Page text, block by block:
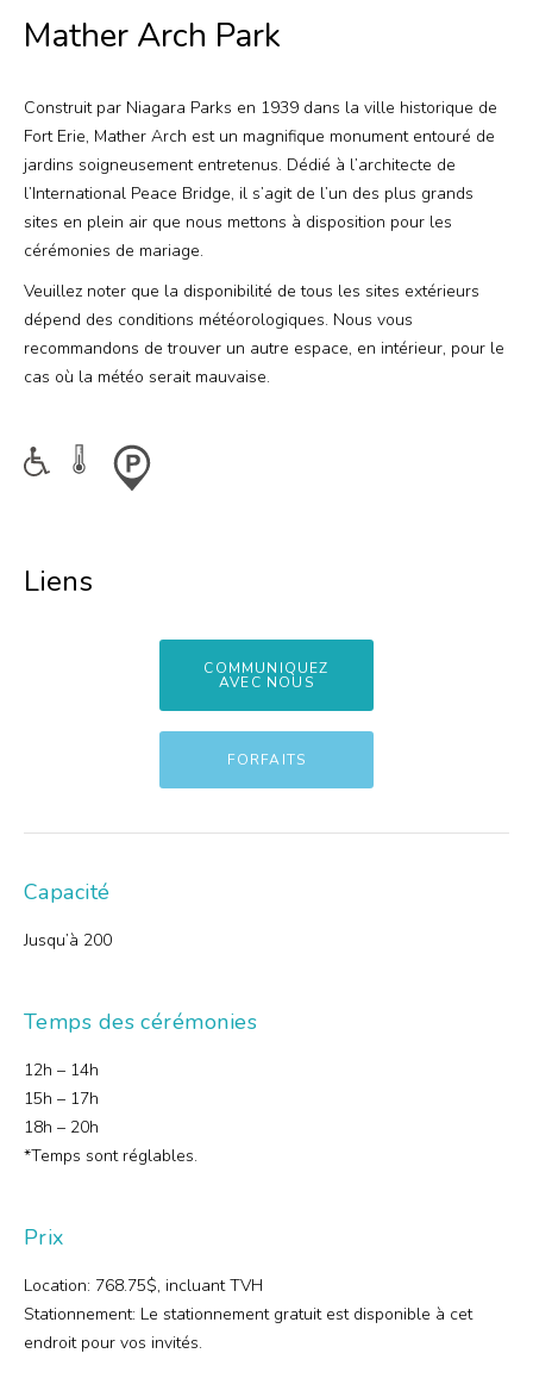
Plus
Corporatif
Mariages
Salle des médias
Mather Arch Park
Construit par Niagara Parks en 1939 dans la ville historique de
Fort Erie, Mather Arch est un magnifique monument entouré de
jardins soigneusement entretenus. Dédié à l’architecte de
l’International Peace Bridge, il s’agit de l’un des plus grands
sites en plein air que nous mettons à disposition pour les
cérémonies de mariage.
Veuillez noter que la disponibilité de tous les sites extérieurs
dépend des conditions météorologiques. Nous vous
recommandons de trouver un autre espace, en intérieur, pour le
cas où la météo serait mauvaise.
Liens
COMMUNIQUEZ
AVEC NOUS
FORFAITS
Capacité
Jusqu’à 200
Temps des cérémonies
12h – 14h
15h – 17h
18h – 20h
*Temps sont réglables.
Prix
Location: 768.75$, incluant TVH
Stationnement: Le stationnement gratuit est disponible à cet
endroit pour vos invités.